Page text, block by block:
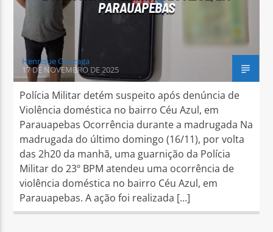
PARAUAPEBAS
Henrique Gonzaga
17 DE NOVEMBRO DE 2025
Polícia Militar detém suspeito após denúncia de
Violência doméstica no bairro Céu Azul, em
Parauapebas Ocorrência durante a madrugada Na
madrugada do último domingo (16/11), por volta
das 2h20 da manhã, uma guarnição da Polícia
Militar do 23º BPM atendeu uma ocorrência de
violência doméstica no bairro Céu Azul, em
Parauapebas. A ação foi realizada […]